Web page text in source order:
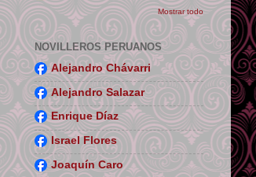
Mostrar todo
NOVILLEROS PERUANOS
Alejandro Chávarri
Alejandro Salazar
Enrique Díaz
Israel Flores
Joaquín Caro